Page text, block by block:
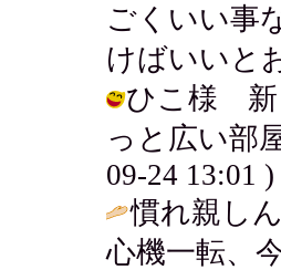
ごくいい事
けばいいと
ひこ様 新
っと広い部
09-24 13:01 )
慣れ親し
心機一転、